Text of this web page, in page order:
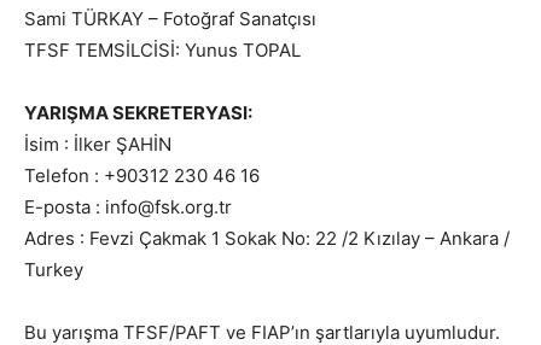
Sami TÜRKAY – Fotoğraf Sanatçısı
TFSF TEMSİLCİSİ: Yunus TOPAL
YARIŞMA SEKRETERYASI:
İsim : İlker ŞAHİN
Telefon : +90312 230 46 16
E-posta : info@fsk.org.tr
Adres : Fevzi Çakmak 1 Sokak No: 22 /2 Kızılay – Ankara /
Turkey
Bu yarışma TFSF/PAFT ve FIAP’ın şartlarıyla uyumludur.